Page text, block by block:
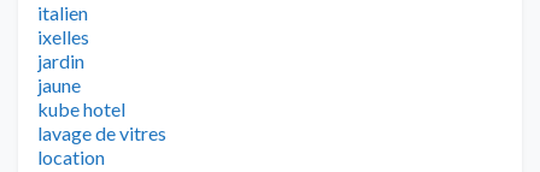
italien
ixelles
jardin
jaune
kube hotel
lavage de vitres
location